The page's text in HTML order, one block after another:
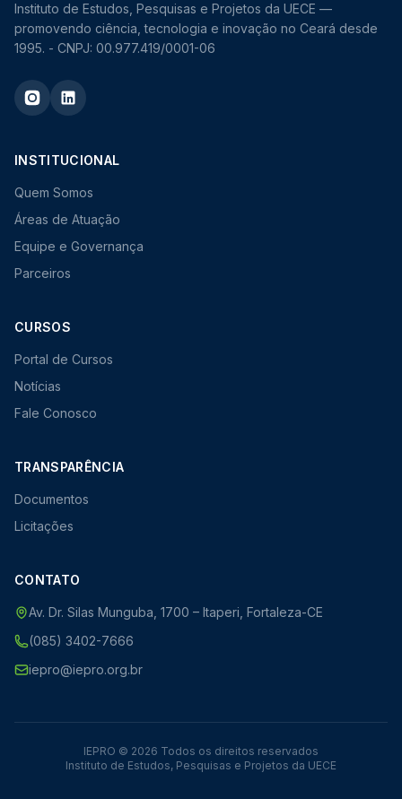
Instituto de Estudos, Pesquisas e Projetos da UECE —
promovendo ciência, tecnologia e inovação no Ceará desde
1995. - CNPJ: 00.977.419/0001-06
INSTITUCIONAL
Quem Somos
Áreas de Atuação
Equipe e Governança
Parceiros
CURSOS
Portal de Cursos
Notícias
Fale Conosco
TRANSPARÊNCIA
Documentos
Licitações
CONTATO
Av. Dr. Silas Munguba, 1700 – Itaperi, Fortaleza-CE
(085) 3402-7666
iepro@iepro.org.br
IEPRO © 2026 Todos os direitos reservados
Instituto de Estudos, Pesquisas e Projetos da UECE